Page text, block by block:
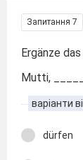
Запитання 7
Ergänze
Mutti,
варіанти
dürfen